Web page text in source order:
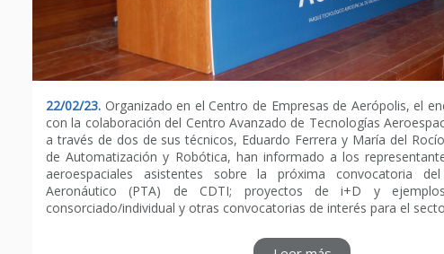
22/02/23. Organizado en el Centro de Empresas de Aerópolis, el
con la colaboración del Centro Avanzado de Tecnologías
a través de dos de sus técnicos, Eduardo Ferrera y María del
de Automatización y Robótica, han informado a los
aeroespaciales asistentes sobre la próxima convocatoria
Aeronáutico (PTA) de CDTI; proyectos de i+D y
consorciado/individual y otras convocatorias de interés para el